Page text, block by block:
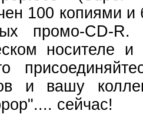
100 копиями и
промо-CD-
носителе и
и вашу
сейчас!